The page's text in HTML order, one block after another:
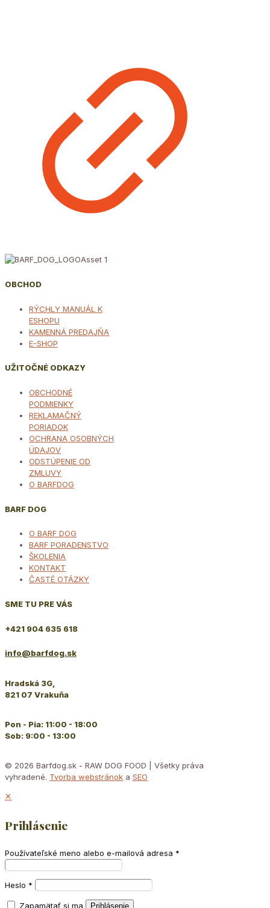
OBCHOD
RÝCHLY MANUÁL K
ESHOPU
KAMENNÁ PREDAJŇA
E-SHOP
UŽITOČNÉ ODKAZY
OBCHODNÉ
PODMIENKY
REKLAMAČNÝ
PORIADOK
OCHRANA OSOBNÝCH
ÚDAJOV
ODSTÚPENIE OD
ZMLUVY
O BARFDOG
BARF DOG
O BARF DOG
BARF PORADENSTVO
ŠKOLENIA
KONTAKT
ČASTÉ OTÁZKY
SME TU PRE VÁS
+421 904 635 618
info@barfdog.sk
Hradská 3G,
821 07 Vrakuňa
Pon - Pia: 11:00 - 18:00
Sob: 9:00 - 13:00
© 2026 Barfdog.sk - RAW DOG FOOD | Všetky práva
vyhradené. Tvorba webstránok a SEO
✕
Prihlásenie
Používateľské meno alebo e-mailová adresa *
Heslo *
Zapamätať si ma Prihlásenie